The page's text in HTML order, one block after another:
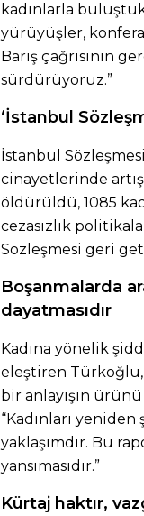
kadınlarla
yürüyüşler,
Barış çağrısının
sürdürüyoruz.”
‘İstanbul
İstanbul
cinayetlerinde
öldürüldü, 1085
cezasızlık
Sözleşmesi geri
Boşanmalarda
dayatmasıdır
Kadına yönelik
eleştiren
bir anlayışın
“Kadınları
yaklaşımdır. Bu
yansımasıdır.”
Kürtaj haktır,